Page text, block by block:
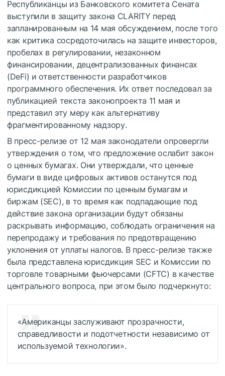
Республиканцы из Банковского комитета Сената
выступили в защиту закона CLARITY перед
запланированным на 14 мая обсуждением, после того
как критика сосредоточилась на защите инвесторов,
пробелах в регулировании, незаконном
финансировании, децентрализованных финансах
(DeFi) и ответственности разработчиков
программного обеспечения. Их ответ последовал за
публикацией текста законопроекта 11 мая и
представил эту меру как альтернативу
фрагментированному надзору.
В пресс-релизе от 12 мая законодатели опровергли
утверждения о том, что предложение ослабит закон
о ценных бумагах. Они утверждали, что ценные
бумаги в виде цифровых активов останутся под
юрисдикцией Комиссии по ценным бумагам и
биржам (SEC), в то время как подпадающие под
действие закона организации будут обязаны
раскрывать информацию, соблюдать ограничения на
перепродажу и требования по предотвращению
уклонения от уплаты налогов. В пресс-релизе также
была представлена юрисдикция SEC и Комиссии по
торговле товарными фьючерсами (CFTC) в качестве
центрального вопроса, при этом было подчеркнуто:
«Американцы заслуживают прозрачности,
справедливости и подотчетности независимо от
используемой технологии».